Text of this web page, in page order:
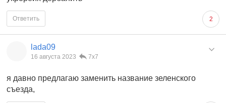
2
Ответить
lada09
16 августа 2023 7x7
я давно предлагаю заменить название зеленского
съезда,